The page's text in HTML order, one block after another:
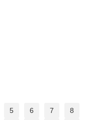
5 6 7
8